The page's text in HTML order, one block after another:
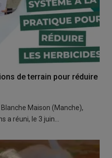
de terrain pour réduire
Maison (Manche),
a réuni, le 3 juin…